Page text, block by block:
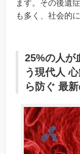
ます。その後遺
も多く、社会的
25%の人が
う現代人
ら防ぐ 最